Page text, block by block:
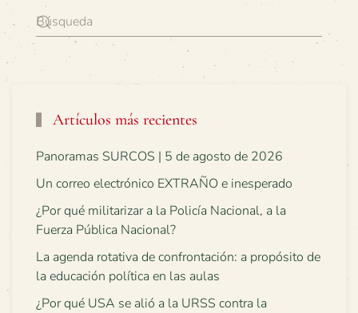
Artículos más recientes
Panoramas SURCOS | 5 de agosto de 2026
Un correo electrónico EXTRAÑO e inesperado
¿Por qué militarizar a la Policía Nacional, a la
Fuerza Pública Nacional?
La agenda rotativa de confrontación: a propósito de
la educación política en las aulas
¿Por qué USA se alió a la URSS contra la